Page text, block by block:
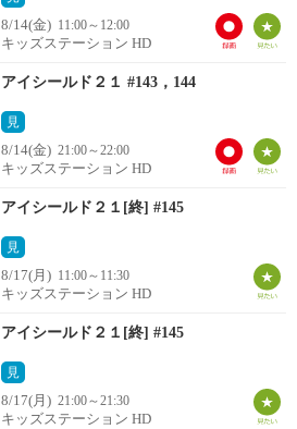
8/14(金) 11:00～12:00
キッズステーション HD
アイシールド２１ #143，144
見
8/14(金) 21:00～22:00
キッズステーション HD
アイシールド２１[終] #145
見
8/17(月) 11:00～11:30
キッズステーション HD
アイシールド２１[終] #145
見
8/17(月) 21:00～21:30
キッズステーション HD